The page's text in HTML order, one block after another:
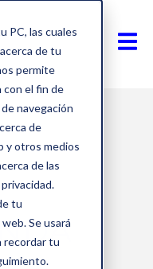
PC, las cuales
de tu
permite
con el fin de
navegación
de
y otros medios
de las
tu
Se usará
recordar tu